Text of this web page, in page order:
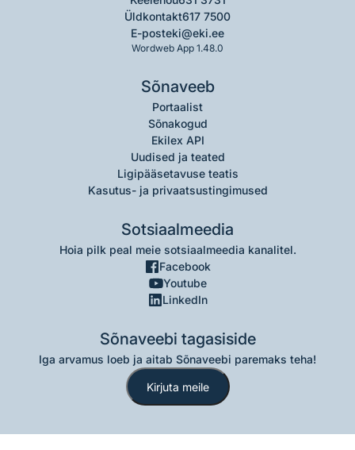
Üldkontakt617 7500
E-posteki@eki.ee
Wordweb App 1.48.0
Sõnaveeb
Portaalist
Sõnakogud
Ekilex API
Uudised ja teated
Ligipääsetavuse teatis
Kasutus- ja privaatsustingimused
Sotsiaalmeedia
Hoia pilk peal meie sotsiaalmeedia kanalitel.
Facebook
Youtube
LinkedIn
Sõnaveebi tagasiside
Iga arvamus loeb ja aitab Sõnaveebi paremaks teha!
Kirjuta meile